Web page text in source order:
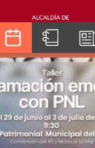
cuenca.gob.ec